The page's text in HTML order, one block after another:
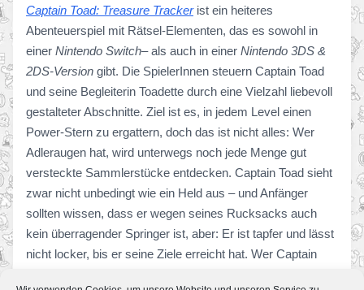
Captain Toad: Treasure Trackerist ein heiteres
Abenteuerspiel mit Rätsel-Elementen, das es sowohl in
einer Nintendo Switch– als auch in einer Nintendo 3DS &
2DS-Version gibt. Die SpielerInnen steuern Captain Toad
und seine Begleiterin Toadette durch eine Vielzahl liebevoll
gestalteter Abschnitte. Ziel ist es, in jedem Level einen
Power-Stern zu ergattern, doch das ist nicht alles: Wer
Adleraugen hat, wird unterwegs noch jede Menge gut
versteckte Sammlerstücke entdecken. Captain Toad sieht
zwar nicht unbedingt wie ein Held aus – und Anfänger
sollten wissen, dass er wegen seines Rucksacks auch
kein überragender Springer ist, aber: Er ist tapfer und lässt
nicht locker, bis er seine Ziele erreicht hat. Wer Captain